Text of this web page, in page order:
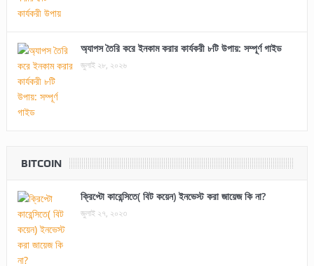
অ্যাপস তৈরি করে ইনকাম করার কার্যকরী ৮টি উপায়: সম্পূর্ণ গাইড
জুলাই ২৮, ২০২৬
BITCOIN
ক্রিপ্টো কারেন্সিতে( বিট কয়েন) ইনভেস্ট করা জায়েজ কি না?
জুলাই ২৭, ২০২৩